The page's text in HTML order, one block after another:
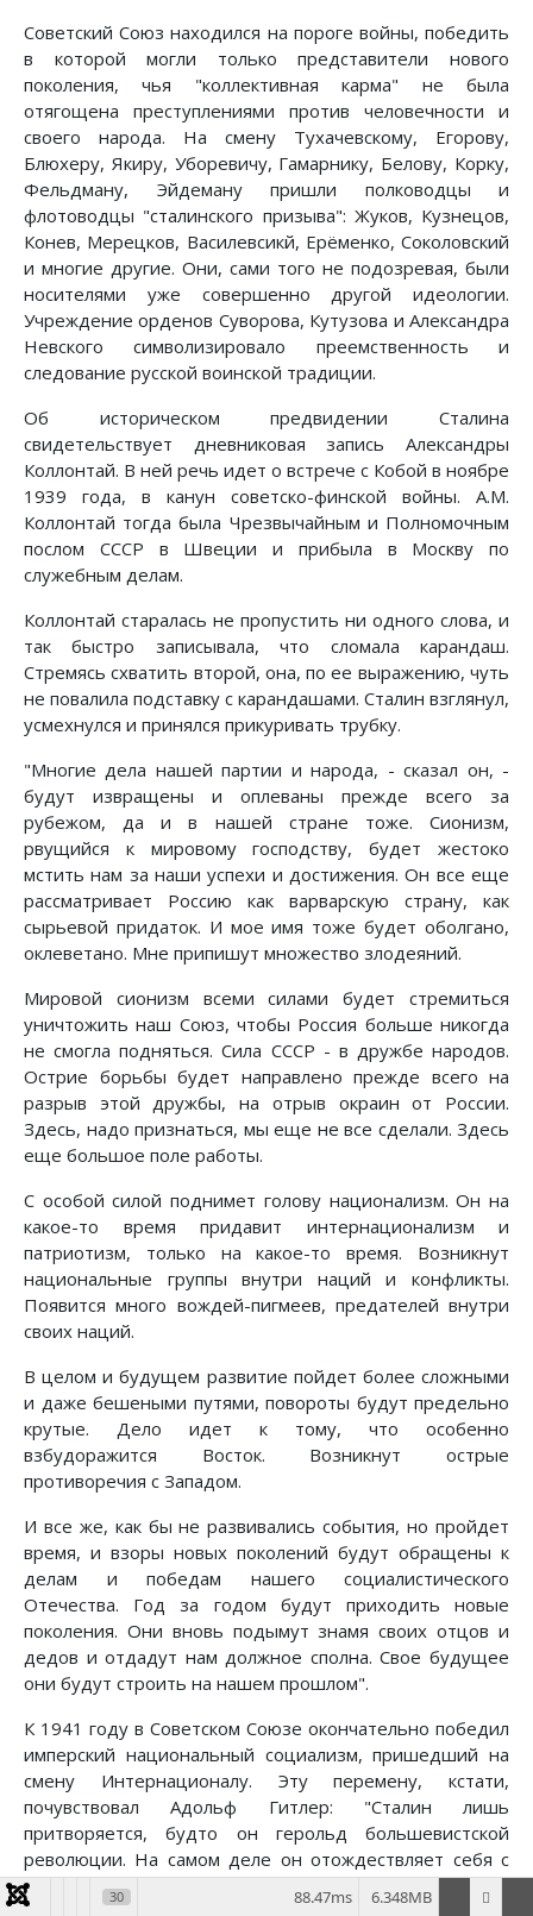
Советский Союз находился на пороге войны, победить
в которой могли только представители нового
поколения, чья "коллективная карма" не была
отягощена преступлениями против человечности и
своего народа. На смену Тухачевскому, Егорову,
Блюхеру, Якиру, Уборевичу, Гамарнику, Белову, Корку,
Фельдману, Эйдеману пришли полководцы и
флотоводцы "сталинского призыва": Жуков, Кузнецов,
Конев, Мерецков, Василевсикй, Ерёменко, Соколовский
и многие другие. Они, сами того не подозревая, были
носителями уже совершенно другой идеологии.
Учреждение орденов Суворова, Кутузова и Александра
Невского символизировало преемственность и
следование русской воинской традиции.
Об историческом предвидении Сталина
свидетельствует дневниковая запись Александры
Коллонтай. В ней речь идет о встрече с Кобой в ноябре
1939 года, в канун советско-финской войны. А.М.
Коллонтай тогда была Чрезвычайным и Полномочным
послом СССР в Швеции и прибыла в Москву по
служебным делам.
Коллонтай старалась не пропустить ни одного слова, и
так быстро записывала, что сломала карандаш.
Стремясь схватить второй, она, по ее выражению, чуть
не повалила подставку с карандашами. Сталин взглянул,
усмехнулся и принялся прикуривать трубку.
"Многие дела нашей партии и народа, - сказал он, -
будут извращены и оплеваны прежде всего за
рубежом, да и в нашей стране тоже. Сионизм,
рвущийся к мировому господству, будет жестоко
мстить нам за наши успехи и достижения. Он все еще
рассматривает Россию как варварскую страну, как
сырьевой придаток. И мое имя тоже будет оболгано,
оклеветано. Мне припишут множество злодеяний.
Мировой сионизм всеми силами будет стремиться
уничтожить наш Союз, чтобы Россия больше никогда
не смогла подняться. Сила СССР - в дружбе народов.
Острие борьбы будет направлено прежде всего на
разрыв этой дружбы, на отрыв окраин от России.
Здесь, надо признаться, мы еще не все сделали. Здесь
еще большое поле работы.
С особой силой поднимет голову национализм. Он на
какое-то время придавит интернационализм и
патриотизм, только на какое-то время. Возникнут
национальные группы внутри наций и конфликты.
Появится много вождей-пигмеев, предателей внутри
своих наций.
В целом и будущем развитие пойдет более сложными
и даже бешеными путями, повороты будут предельно
крутые. Дело идет к тому, что особенно
взбудоражится Восток. Возникнут острые
противоречия с Западом.
И все же, как бы не развивались события, но пройдет
время, и взоры новых поколений будут обращены к
делам и победам нашего социалистического
Отечества. Год за годом будут приходить новые
поколения. Они вновь подымут знамя своих отцов и
дедов и отдадут нам должное сполна. Свое будущее
они будут строить на нашем прошлом".
К 1941 году в Советском Союзе окончательно победил
имперский национальный социализм, пришедший на
смену Интернационалу. Эту перемену, кстати,
почувствовал Адольф Гитлер: "Сталин лишь
притворяется, будто он герольд большевистской
революции. На самом деле он отождествляет себя с
Россией и царями, и просто возродил традиции
панславизма. Для него большевизм только средство,
30 6.348MB
88.47ms